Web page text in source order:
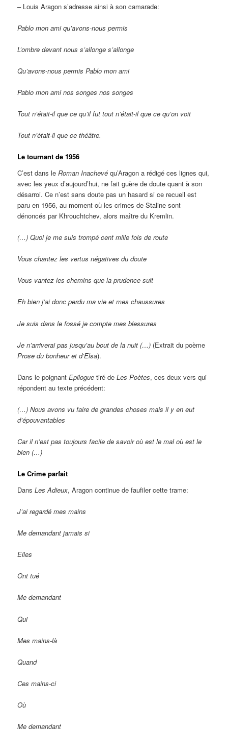
– Louis Aragon s’adresse ainsi à son camarade:
Pablo mon ami qu’avons-nous permis
L’ombre devant nous s’allonge s’allonge
Qu’avons-nous permis Pablo mon ami
Pablo mon ami nos songes nos songes
Tout n’était-il que ce qu’il fut tout n’était-il que ce qu’on voit
Tout n’était-il que ce théâtre.
Le tournant de 1956
C’est dans le Roman Inachevé qu’Aragon a rédigé ces lignes qui,
avec les yeux d’aujourd’hui, ne fait guère de doute quant à son
désarroi. Ce n’est sans doute pas un hasard si ce recueil est
paru en 1956, au moment où les crimes de Staline sont
dénoncés par Khrouchtchev, alors maître du Kremlin.
(…) Quoi je me suis trompé cent mille fois de route
Vous chantez les vertus négatives du doute
Vous vantez les chemins que la prudence suit
Eh bien j’ai donc perdu ma vie et mes chaussures
Je suis dans le fossé je compte mes blessures
Je n’arriverai pas jusqu’au bout de la nuit (…) (Extrait du poème
Prose du bonheur et d’Elsa).
Dans le poignantEpiloguetiré de Les Poètes, ces deux vers qui
répondent au texte précédent:
(…) Nous avons vu faire de grandes choses mais il y en eut
d’épouvantables
Car il n’est pas toujours facile de savoir où est le mal où est le
bien (…)
Le Crime parfait
DansLes Adieux, Aragon continue de faufiler cette trame:
J’ai regardé mes mains
Me demandant jamais si
Elles
Ont tué
Me demandant
Qui
Mes mains-là
Quand
Ces mains-ci
Où
Me demandant